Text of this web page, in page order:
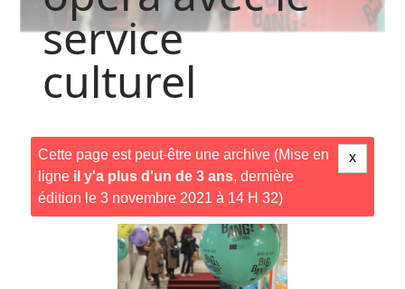
service
culturel
x
Cette page est peut-être une archive (Mise en
ligne il y'a plus d'un de 3 ans, dernière
édition le 3 novembre 2021 à 14 H 32)